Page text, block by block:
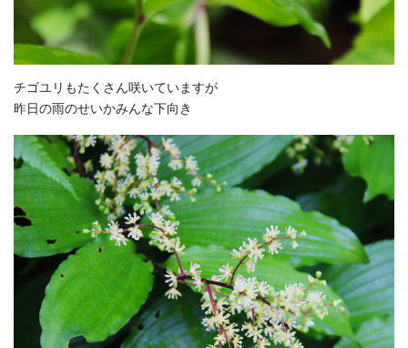
チゴユリもたくさん咲いていますが
昨日の雨のせいかみんな下向き